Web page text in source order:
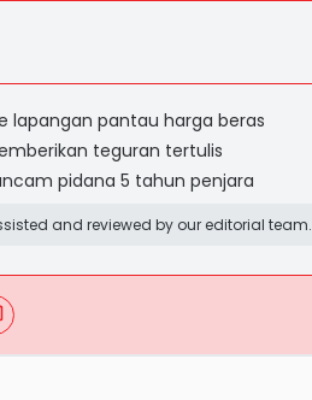
lapangan pantau harga beras
teguran tertulis
pidana 5 tahun penjara
and reviewed by our editorial team.